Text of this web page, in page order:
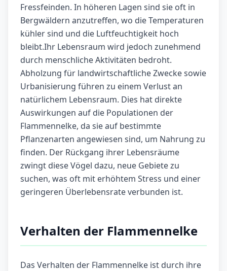
Fressfeinden. In höheren Lagen sind sie oft in
Bergwäldern anzutreffen, wo die Temperaturen
kühler sind und die Luftfeuchtigkeit hoch
bleibt.Ihr Lebensraum wird jedoch zunehmend
durch menschliche Aktivitäten bedroht.
Abholzung für landwirtschaftliche Zwecke sowie
Urbanisierung führen zu einem Verlust an
natürlichem Lebensraum. Dies hat direkte
Auswirkungen auf die Populationen der
Flammennelke, da sie auf bestimmte
Pflanzenarten angewiesen sind, um Nahrung zu
finden. Der Rückgang ihrer Lebensräume
zwingt diese Vögel dazu, neue Gebiete zu
suchen, was oft mit erhöhtem Stress und einer
geringeren Überlebensrate verbunden ist.
Verhalten der Flammennelke
Das Verhalten der Flammennelke ist durch ihre